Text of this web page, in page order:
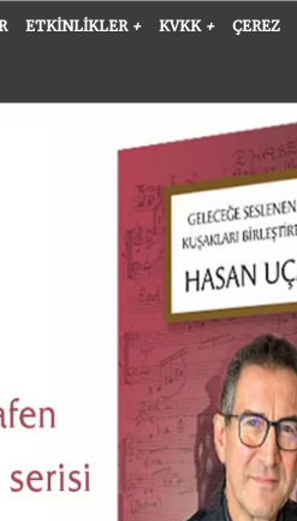
ETKINLIKLER + KVKK + ÇEREZ